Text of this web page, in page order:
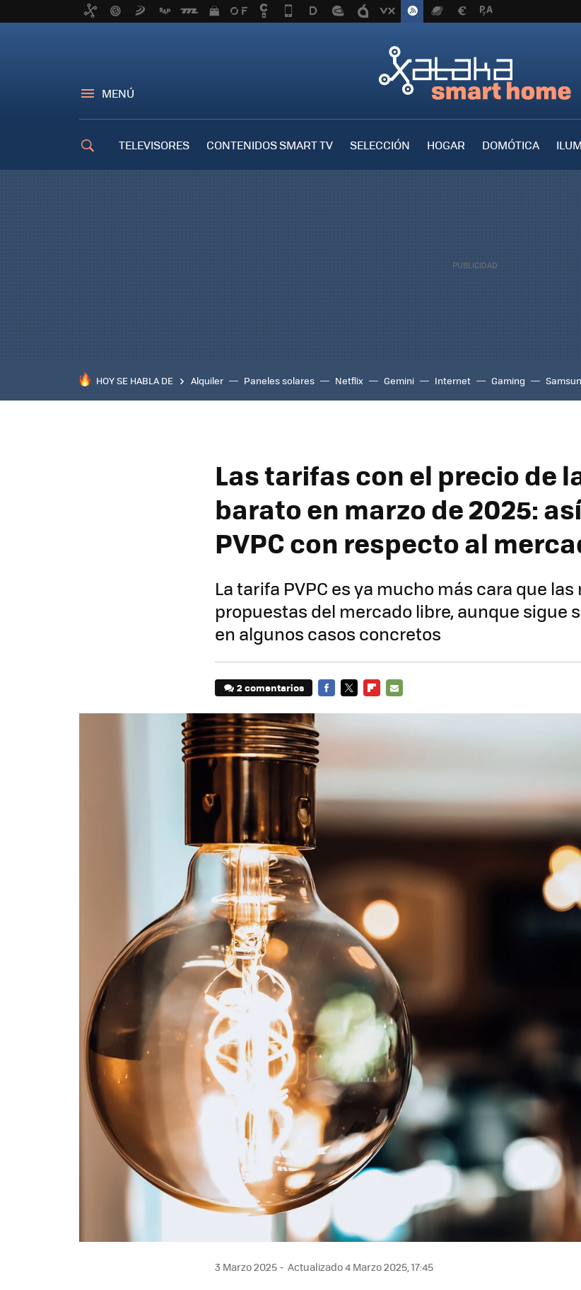
MENÚ
TELEVISORES CONTENIDOS SMART TV SELECCIÓN HOGAR DOMÓTICA
HOY SE HABLA DE Alquiler Paneles solares Netflix Gemini Internet Gaming
Las tarifas con el precio de
barato en marzo de 2025:
PVPC con respecto al
La tarifa PVPC es ya mucho más cara que las
propuestas del mercado libre, aunque sigue
en algunos casos concretos
2 comentarios
3 Marzo 2025 Actualizado 4 Marzo 2025, 17:45